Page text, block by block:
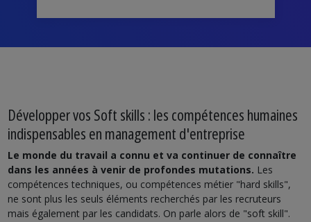
Développer vos Soft skills : les compétences humaines
indispensables en management d'entreprise
Le monde du travail a connu et va continuer de connaître
dans les années à venir de profondes mutations. Les
compétences techniques, ou compétences métier "hard skills",
ne sont plus les seuls éléments recherchés par les recruteurs
mais également par les candidats. On parle alors de "soft skill".